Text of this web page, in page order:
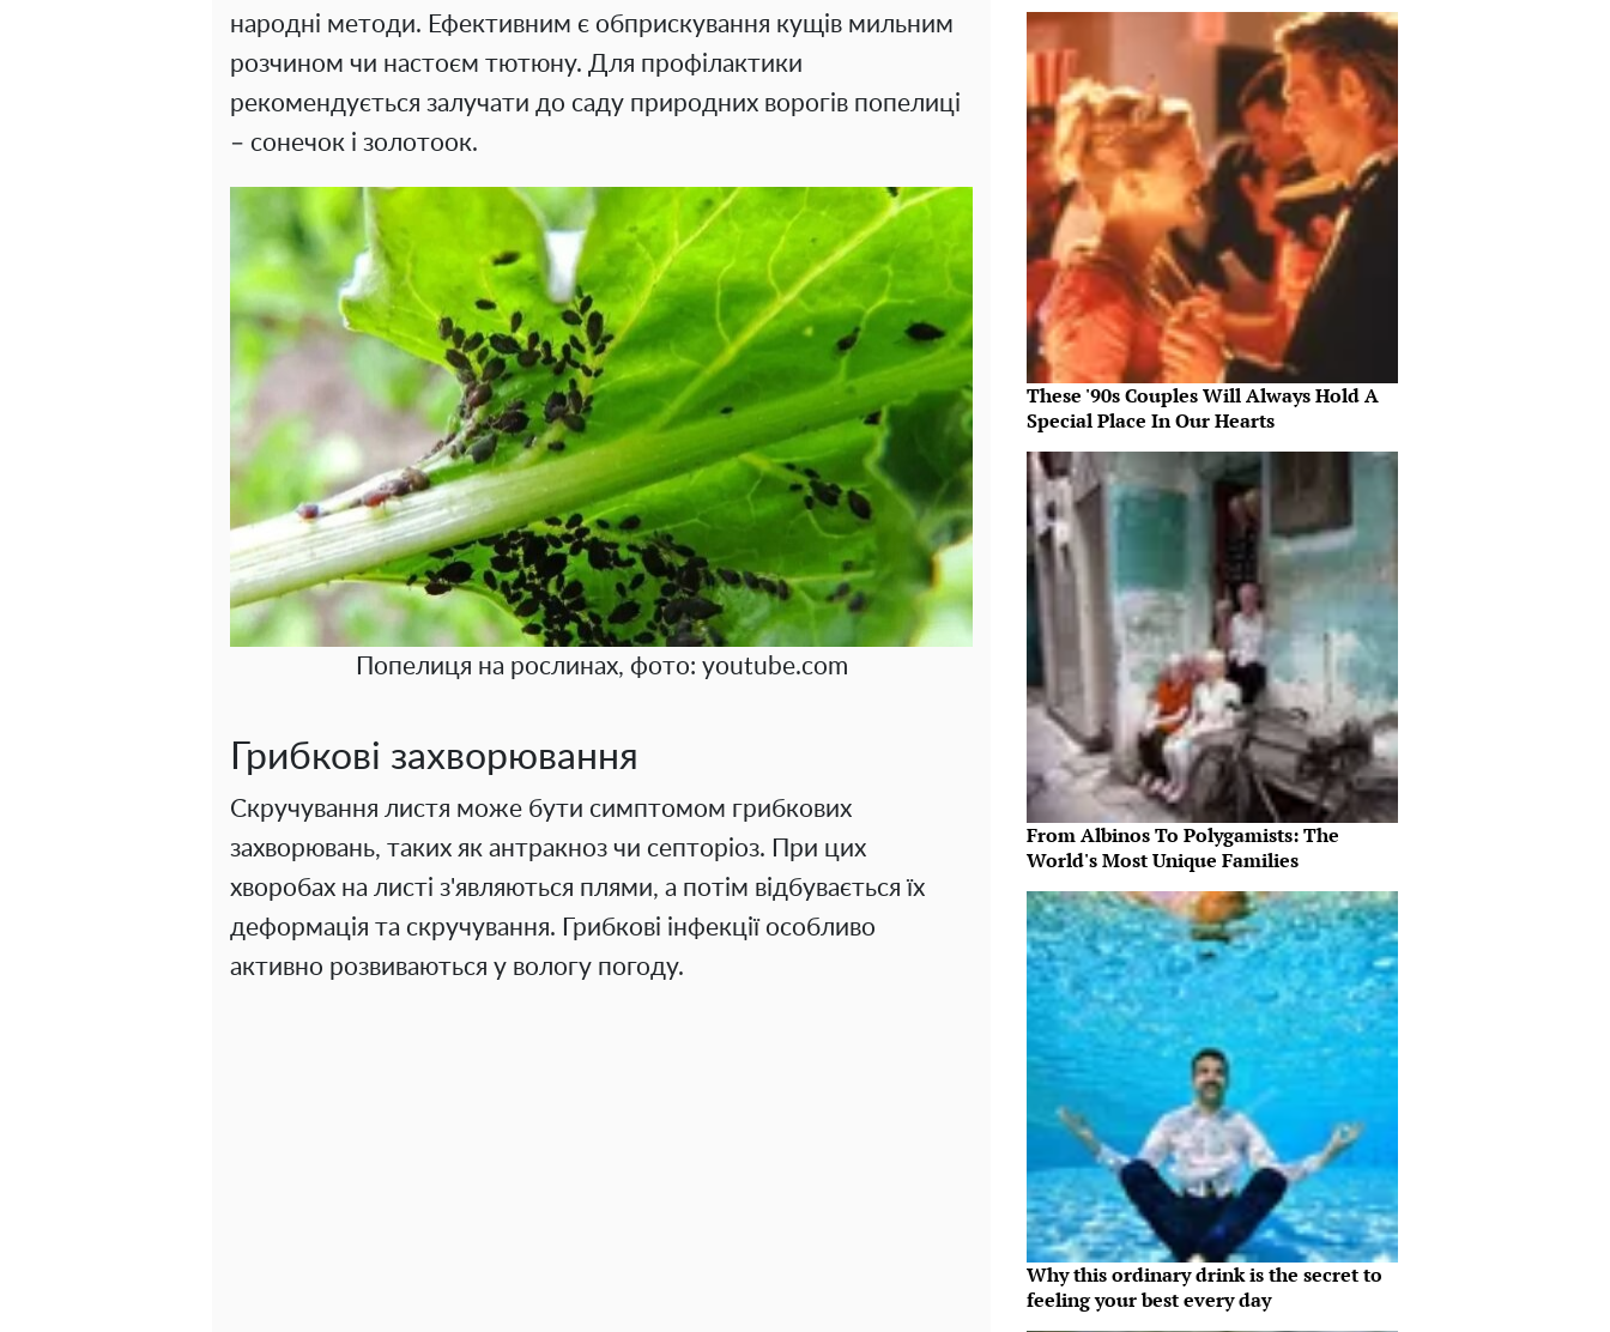
народні методи. Ефективним є обприскування кущів мильним
розчином чи настоєм тютюну. Для профілактики
рекомендується залучати до саду природних ворогів попелиці
– сонечок і золотоок.
Попелиця на рослинах, фото: youtube.com
Грибкові захворювання
Скручування листя може бути симптомом грибкових
захворювань, таких як антракноз чи септоріоз. При цих
хворобах на листі з'являються плями, а потім відбувається їх
деформація та скручування. Грибкові інфекції особливо
активно розвиваються у вологу погоду.
These '90s Couples Will Always Hold A
Special Place In Our Hearts
From Albinos To Polygamists: The
World's Most Unique Families
Why this ordinary drink is the secret to
feeling your best every day